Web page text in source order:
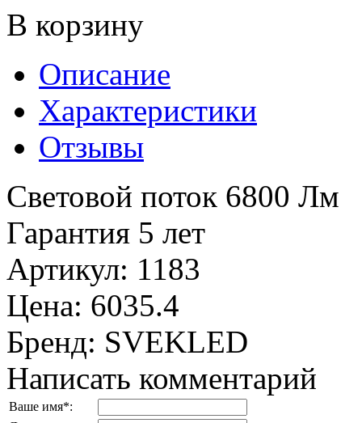
В корзину
Описание
Характеристики
Отзывы
Световой поток 6800 Лм
Гарантия 5 лет
Артикул: 1183
Цена: 6035.4
Бренд: SVEKLED
Написать комментарий
Ваше имя*: